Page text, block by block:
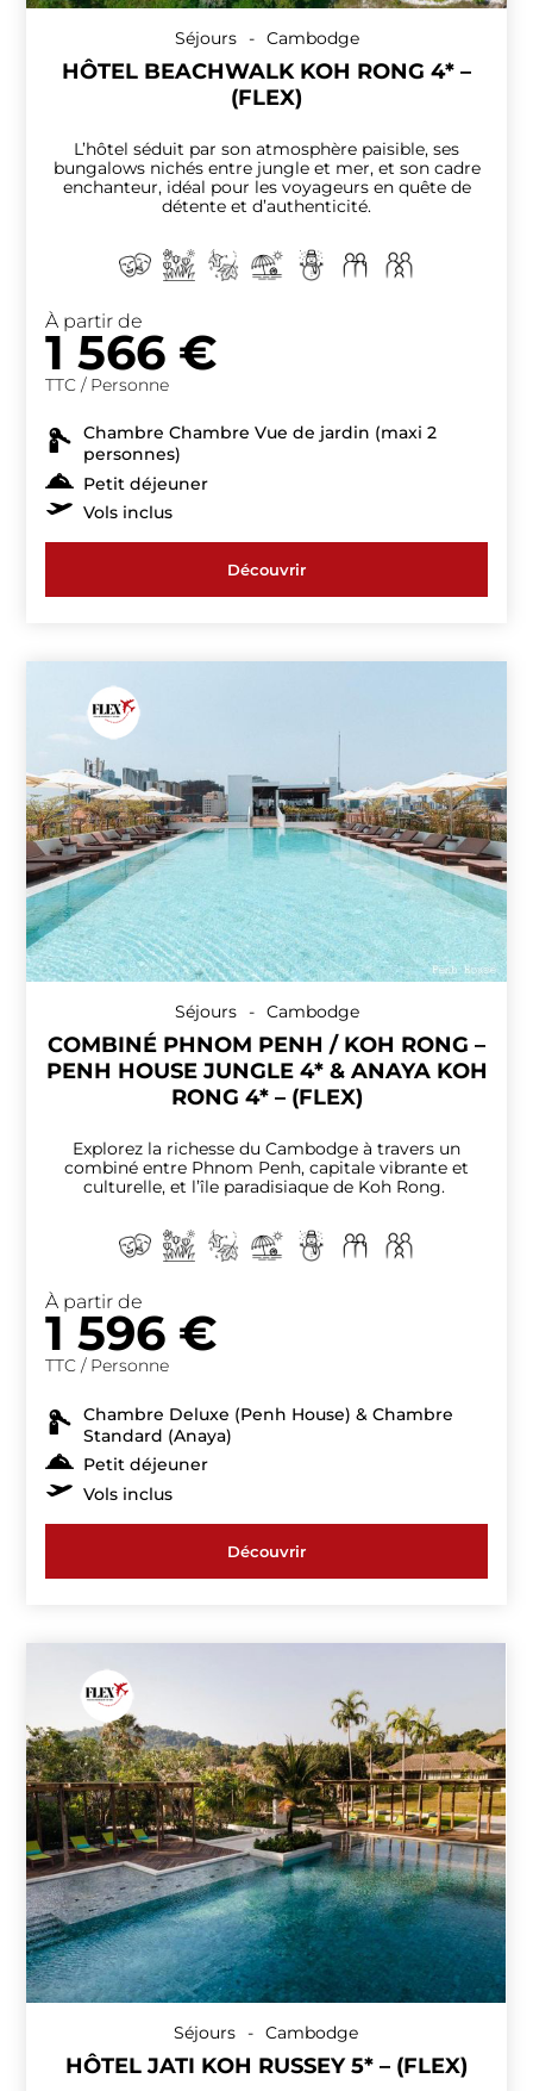
Séjours - Cambodge
HÔTEL BEACHWALK KOH RONG 4* –
(FLEX)
L’hôtel séduit par son atmosphère paisible, ses
bungalows nichés entre jungle et mer, et son cadre
enchanteur, idéal pour les voyageurs en quête de
détente et d’authenticité.
À partir de
1 566 €
TTC / Personne
Chambre Chambre Vue de jardin (maxi 2
personnes)
Petit déjeuner
Vols inclus
Découvrir
Séjours - Cambodge
COMBINÉ PHNOM PENH / KOH RONG –
PENH HOUSE JUNGLE 4* & ANAYA KOH
RONG 4* – (FLEX)
Explorez la richesse du Cambodge à travers un
combiné entre Phnom Penh, capitale vibrante et
culturelle, et l’île paradisiaque de Koh Rong.
À partir de
1 596 €
TTC / Personne
Chambre Deluxe (Penh House) & Chambre
Standard (Anaya)
Petit déjeuner
Vols inclus
Découvrir
Séjours - Cambodge
HÔTEL JATI KOH RUSSEY 5* – (FLEX)